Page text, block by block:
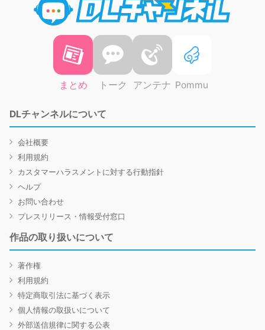
まとめ トーク アンテナ Pommu
DLチャンネルについて
会社概要
利用規約
カスタマーハラスメントに対する行動指針
ヘルプ
お問い合わせ
プレスリリース・情報受付窓口
作品の取り扱いについて
著作権
利用規約
特定商取引法に基づく表示
個人情報の取扱いについて
外部送信規律に関する公表